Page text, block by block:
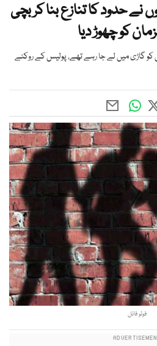
2 تھانوں نے حدود کا تنازع بنا کر بچی
کو چھوڑ دیا
گاڑی میں لے جا رہے تھے، پولیس کے روکنے
فوٹو فائل